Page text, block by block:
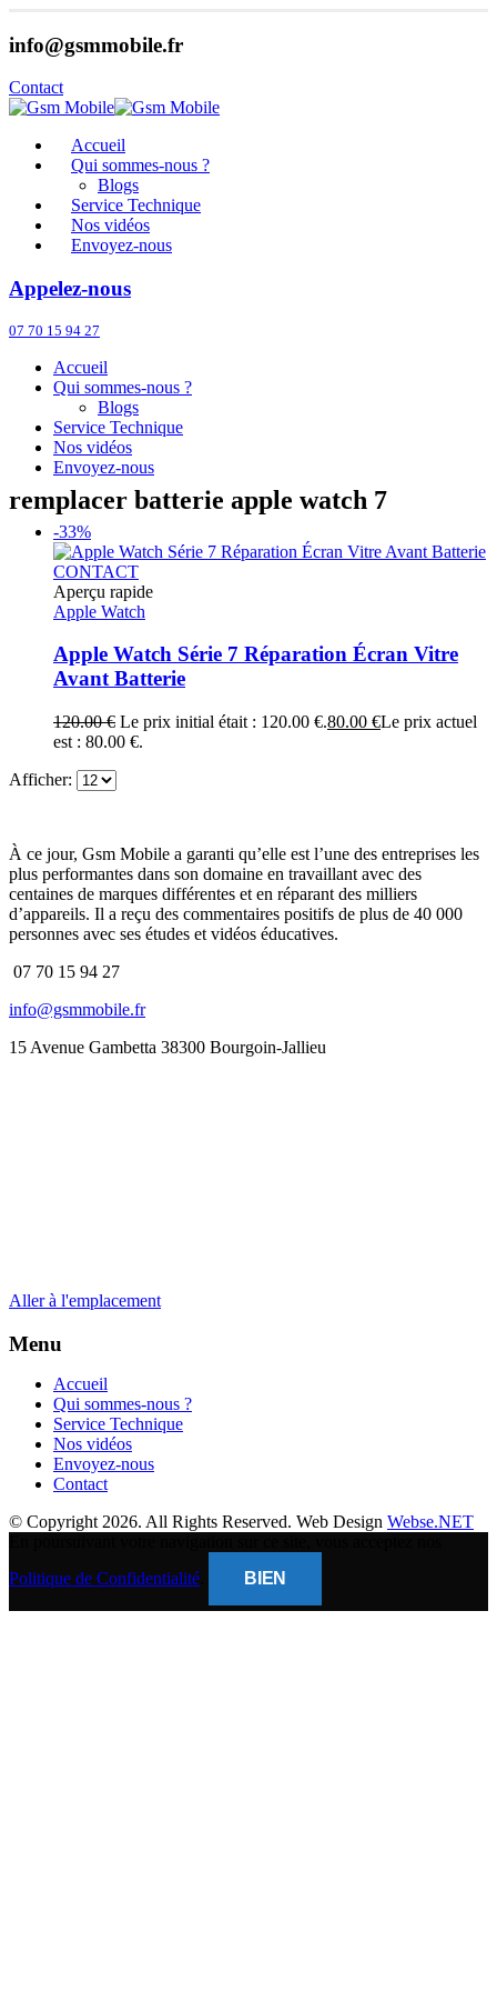
info@gsmmobile.fr
Contact
Accueil
Qui sommes-nous ?
Blogs
Service Technique
Nos vidéos
Envoyez-nous
Appelez-nous
07 70 15 94 27
Accueil
Qui sommes-nous ?
Blogs
Service Technique
Nos vidéos
Envoyez-nous
remplacer batterie apple watch 7
-33%
CONTACT
Aperçu rapide
Apple Watch
Apple Watch Série 7 Réparation Écran Vitre
Avant Batterie
120.00€ Le prix initial était : 120.00 €.80.00 €Le prix actuel
est : 80.00 €.
Afficher:
À ce jour, Gsm Mobile a garanti qu’elle est l’une des entreprises les
plus performantes dans son domaine en travaillant avec des
centaines de marques différentes et en réparant des milliers
d’appareils. Il a reçu des commentaires positifs de plus de 40 000
personnes avec ses études et vidéos éducatives.
07 70 15 94 27
info@gsmmobile.fr
15 Avenue Gambetta 38300 Bourgoin-Jallieu
Aller à l'emplacement
Menu
Accueil
Qui sommes-nous ?
Service Technique
Nos vidéos
Envoyez-nous
Contact
© Copyright 2026. All Rights Reserved. Web Design Webse.NET
Politique de Confidentialité
BIEN